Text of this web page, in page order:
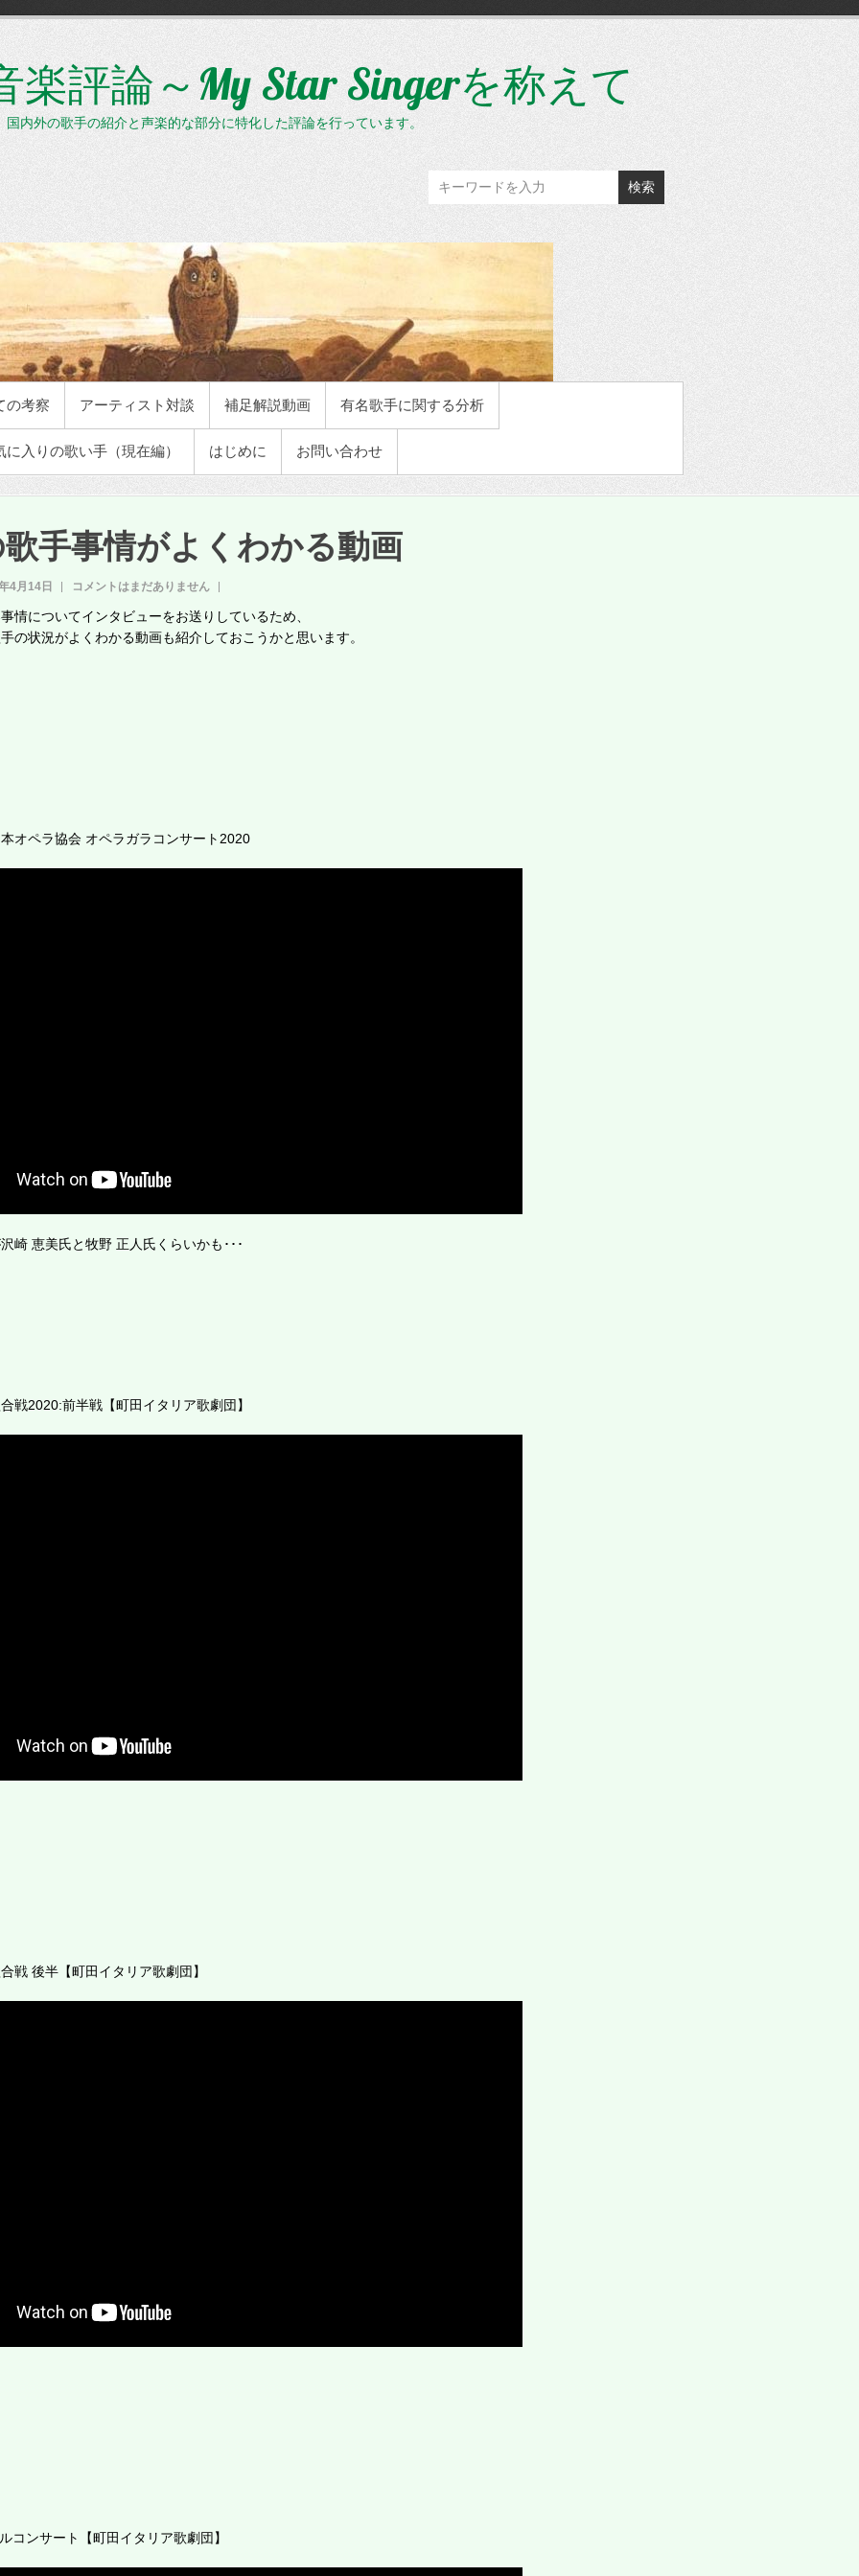
楽評論～My Star Singerを称えて
内外の歌手の紹介と声楽的な部分に特化した評論を行っています。
検索
の考察 アーティスト対談 補足解説動画 有名歌手に関する分析
に入りの歌い手（現在編） はじめに お問い合わせ
歌手事情がよくわかる動画
4月14日 コメントはまだありません
情についてインタビューをお送りしているため、
の状況がよくわかる動画も紹介しておこうかと思います。
オペラ協会 オペラガラコンサート2020
崎 恵美氏と牧野 正人氏くらいかも･･･
戦2020:前半戦【町田イタリア歌劇団】
戦 後半【町田イタリア歌劇団】
コンサート【町田イタリア歌劇団】